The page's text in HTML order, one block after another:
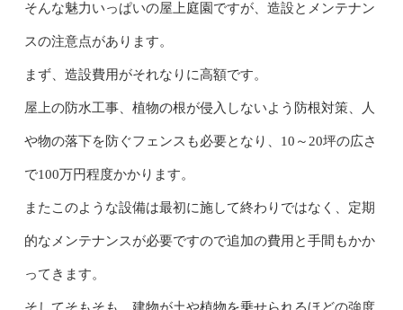
そんな魅力いっぱいの屋上庭園ですが、造設とメンテナン
スの注意点があります。
まず、造設費用がそれなりに高額です。
屋上の防水工事、植物の根が侵入しないよう防根対策、人
や物の落下を防ぐフェンスも必要となり、10～20坪の広さ
で100万円程度かかります。
またこのような設備は最初に施して終わりではなく、定期
的なメンテナンスが必要ですので追加の費用と手間もかか
ってきます。